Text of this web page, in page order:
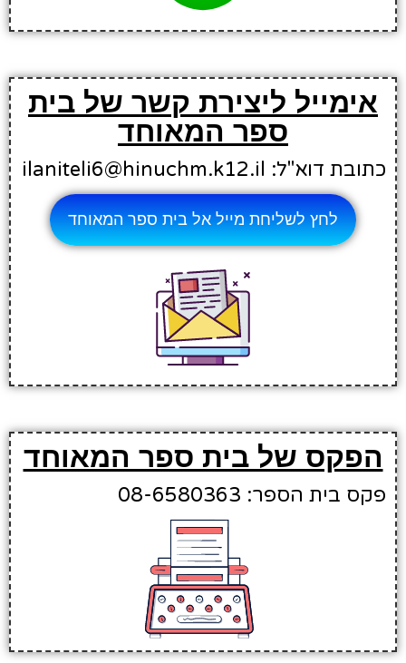
אימייל ליצירת קשר של בית
ספר המאוחד
כתובת דוא"ל: ilaniteli6@hinuchm.k12.il
לחץ לשליחת מייל אל בית ספר המאוחד
הפקס של בית ספר המאוחד
פקס בית הספר: 08-6580363